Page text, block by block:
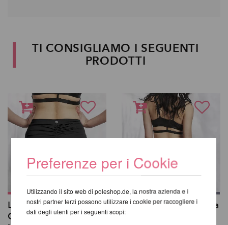
TI CONSIGLIAMO I SEGUENTI
PRODOTTI
Lure You High Waist
Garter Shorts -
Basic Shorts a vita alta
- Lunalae
Preferenze per i Cookie
Utilizzando il sito web di poleshop.de, la nostra azienda e i
nostri partner terzi possono utilizzare i cookie per raccogliere i
dati degli utenti per i seguenti scopi: